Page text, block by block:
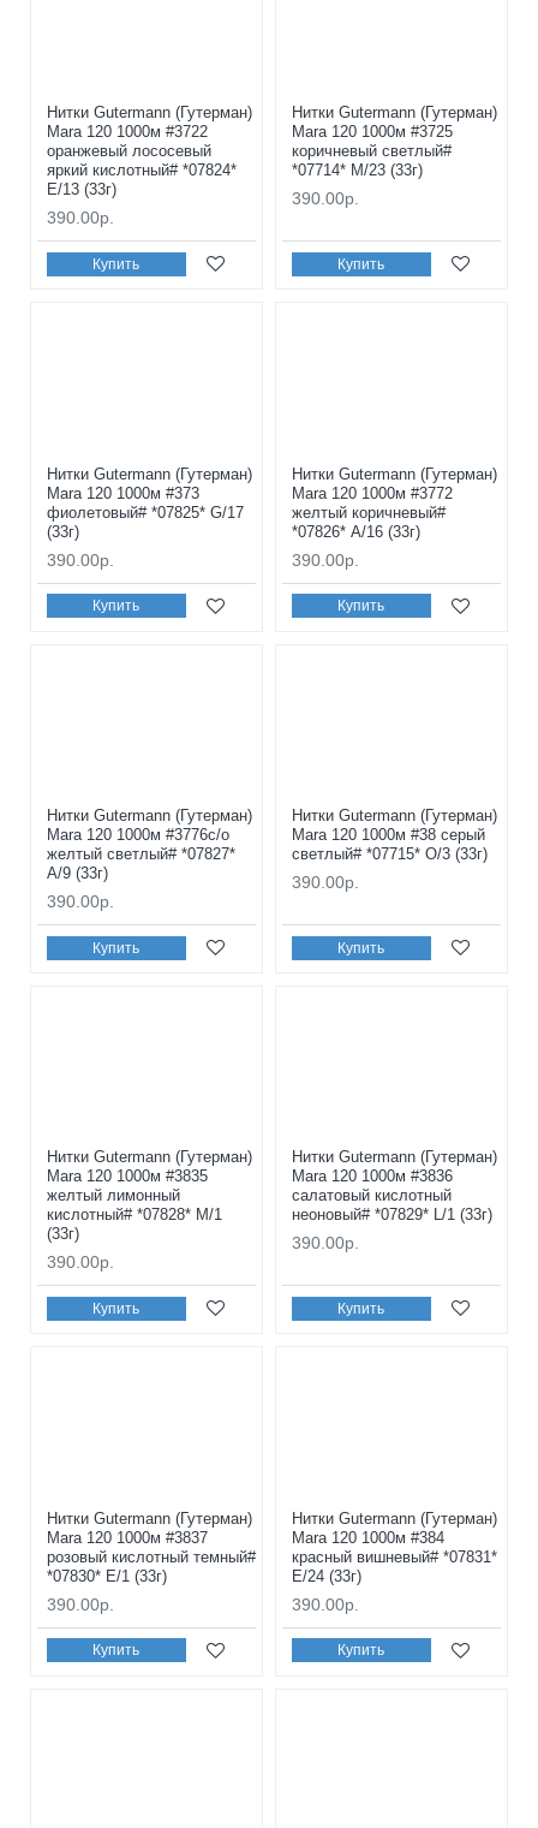
Нитки Gutermann (Гутерман)
Mara 120 1000м #3722
оранжевый лососевый
яркий кислотный# *07824*
E/13 (33г)
390.00р.
Купить
Нитки Gutermann (Гутерман)
Mara 120 1000м #3725
коричневый светлый#
*07714* M/23 (33г)
390.00р.
Купить
Нитки Gutermann (Гутерман)
Mara 120 1000м #373
фиолетовый# *07825* G/17
(33г)
390.00р.
Купить
Нитки Gutermann (Гутерман)
Mara 120 1000м #3772
желтый коричневый#
*07826* A/16 (33г)
390.00р.
Купить
Нитки Gutermann (Гутерман)
Mara 120 1000м #3776с/о
желтый светлый# *07827*
A/9 (33г)
390.00р.
Купить
Нитки Gutermann (Гутерман)
Mara 120 1000м #38 серый
светлый# *07715* O/3 (33г)
390.00р.
Купить
Нитки Gutermann (Гутерман)
Mara 120 1000м #3835
желтый лимонный
кислотный# *07828* M/1
(33г)
390.00р.
Купить
Нитки Gutermann (Гутерман)
Mara 120 1000м #3836
салатовый кислотный
неоновый# *07829* L/1 (33г)
390.00р.
Купить
Нитки Gutermann (Гутерман)
Mara 120 1000м #3837
розовый кислотный темный#
*07830* E/1 (33г)
390.00р.
Купить
Нитки Gutermann (Гутерман)
Mara 120 1000м #384
красный вишневый# *07831*
E/24 (33г)
390.00р.
Купить